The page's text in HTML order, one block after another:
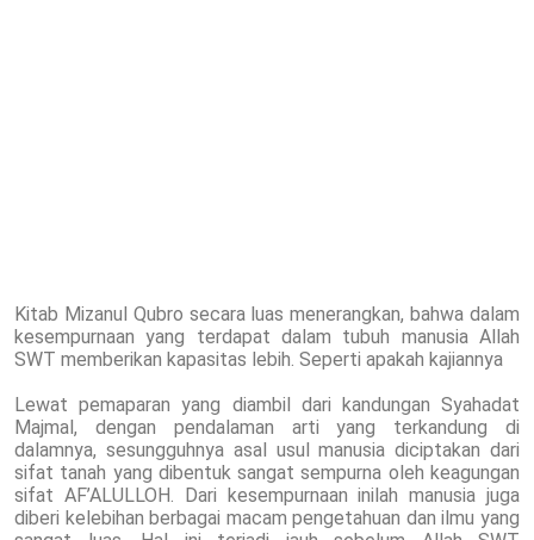
Kitab Mizanul Qubro secara luas menerangkan, bahwa dalam
kesempurnaan yang terdapat dalam tubuh manusia Allah
SWT memberikan kapasitas lebih. Seperti apakah kajiannya
Lewat pemaparan yang diambil dari kandungan Syahadat
Majmal, dengan pendalaman arti yang terkandung di
dalamnya, sesungguhnya asal usul manusia diciptakan dari
sifat tanah yang dibentuk sangat sempurna oleh keagungan
sifat AF’ALULLOH. Dari kesempurnaan inilah manusia juga
diberi kelebihan berbagai macam pengetahuan dan ilmu yang